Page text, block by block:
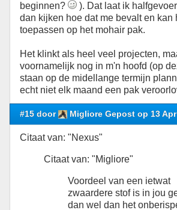
beginnen?
). Dat laat ik
dan kijken hoe dat me bevalt en kan
toepassen op het mohair pak.
Het klinkt als heel veel projecten,
voornamelijk nog in m'n hoofd (op
staan op de midellange termijn
echt niet elk maand een pak
#15 door Migliore Gepost op 13
Citaat van: "Nexus"
Citaat van: "Migliore"
Voordeel van een ietwat
zwaardere stof is in jou
dan wel dan het